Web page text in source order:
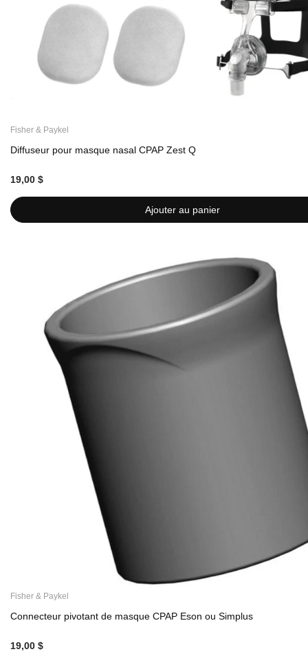
Ajouter au panier
Fisher & Paykel
Diffuseur pour masque nasal CPAP Zest Q
19,00 $
Fisher & Paykel
Connecteur pivotant de masque CPAP Eson ou Simplus
19,00 $